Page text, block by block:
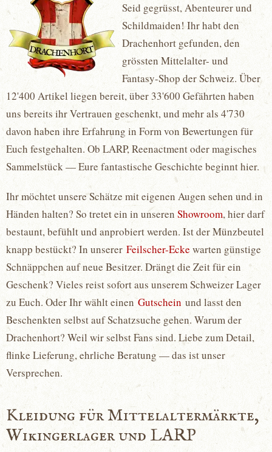
Seid gegrüsst, Abenteurer und
Schildmaiden! Ihr habt den
Drachenhort gefunden, den
grössten Mittelalter- und
Fantasy-Shop der Schweiz. Über
12'400 Artikel liegen bereit, über 33'600 Gefährten haben
uns bereits ihr Vertrauen geschenkt, und mehr als 4'730
davon haben ihre Erfahrung in Form von Bewertungen für
Euch festgehalten. Ob LARP, Reenactment oder magisches
Sammelstück — Eure fantastische Geschichte beginnt hier.
Ihr möchtet unsere Schätze mit eigenen Augen sehen und in
Händen halten? So tretet ein in unseren Showroom, hier darf
bestaunt, befühlt und anprobiert werden. Ist der Münzbeutel
knapp bestückt? In unserer Feilscher-Eckewarten günstige
Schnäppchen auf neue Besitzer. Drängt die Zeit für ein
Geschenk? Vieles reist sofort aus unserem Schweizer Lager
zu Euch. Oder Ihr wählt einenGutschein und lasst den
Beschenkten selbst auf Schatzsuche gehen. Warum der
Drachenhort? Weil wir selbst Fans sind. Liebe zum Detail,
flinke Lieferung, ehrliche Beratung — das ist unser
Versprechen.
Kleidung für Mittelaltermärkte,
Wikingerlager und LARP